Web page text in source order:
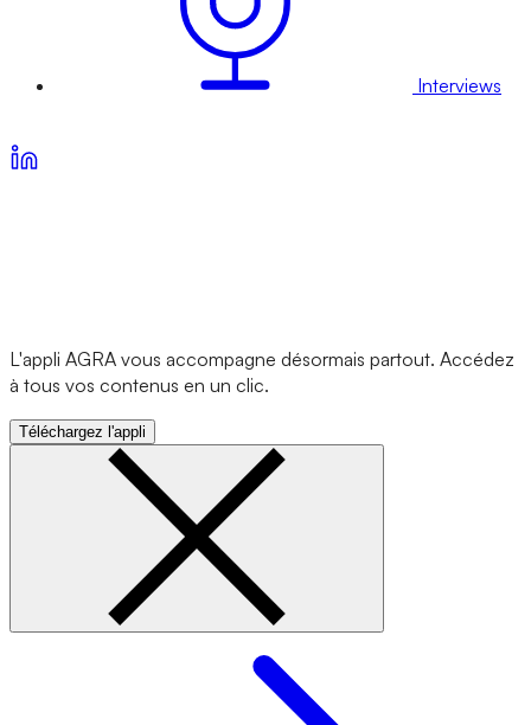
Interviews
L'appli AGRA vous accompagne désormais partout. Accédez
à tous vos contenus en un clic.
Téléchargez l'appli